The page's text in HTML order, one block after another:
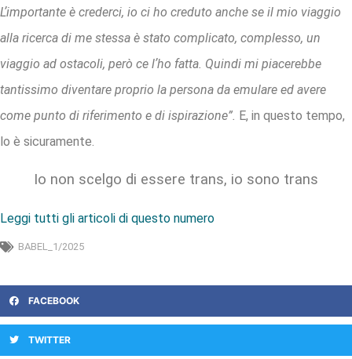
Lʼimportante è crederci, io ci ho creduto anche se il mio viaggio
alla ricerca di me stessa è stato complicato, complesso, un
viaggio ad ostacoli, però ce lʼho fatta. Quindi mi piacerebbe
tantissimo diventare proprio la persona da emulare ed avere
come punto di riferimento e di ispirazione”. E, in questo tempo,
lo è sicuramente.
Io non scelgo di essere trans, io sono trans
Leggi tutti gli articoli di questo numero
BABEL_1/2025
FACEBOOK
TWITTER